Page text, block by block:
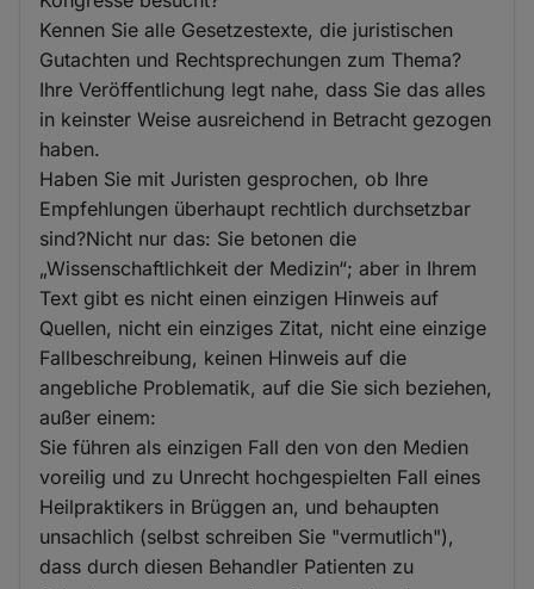
Kennen Sie alle Gesetzestexte, die juristischen
Gutachten und Rechtsprechungen zum Thema?
Ihre Veröffentlichung legt nahe, dass Sie das alles
in keinster Weise ausreichend in Betracht gezogen
haben.
Haben Sie mit Juristen gesprochen, ob Ihre
Empfehlungen überhaupt rechtlich durchsetzbar
sind?Nicht nur das: Sie betonen die
„Wissenschaftlichkeit der Medizin“; aber in Ihrem
Text gibt es nicht einen einzigen Hinweis auf
Quellen, nicht ein einziges Zitat, nicht eine einzige
Fallbeschreibung, keinen Hinweis auf die
angebliche Problematik, auf die Sie sich beziehen,
außer einem:
Sie führen als einzigen Fall den von den Medien
voreilig und zu Unrecht hochgespielten Fall eines
Heilpraktikers in Brüggen an, und behaupten
unsachlich (selbst schreiben Sie "vermutlich"),
dass durch diesen Behandler Patienten zu